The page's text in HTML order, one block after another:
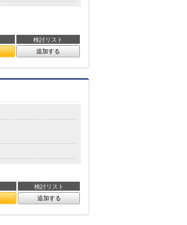
検討リスト
追加する
検討リスト
追加する